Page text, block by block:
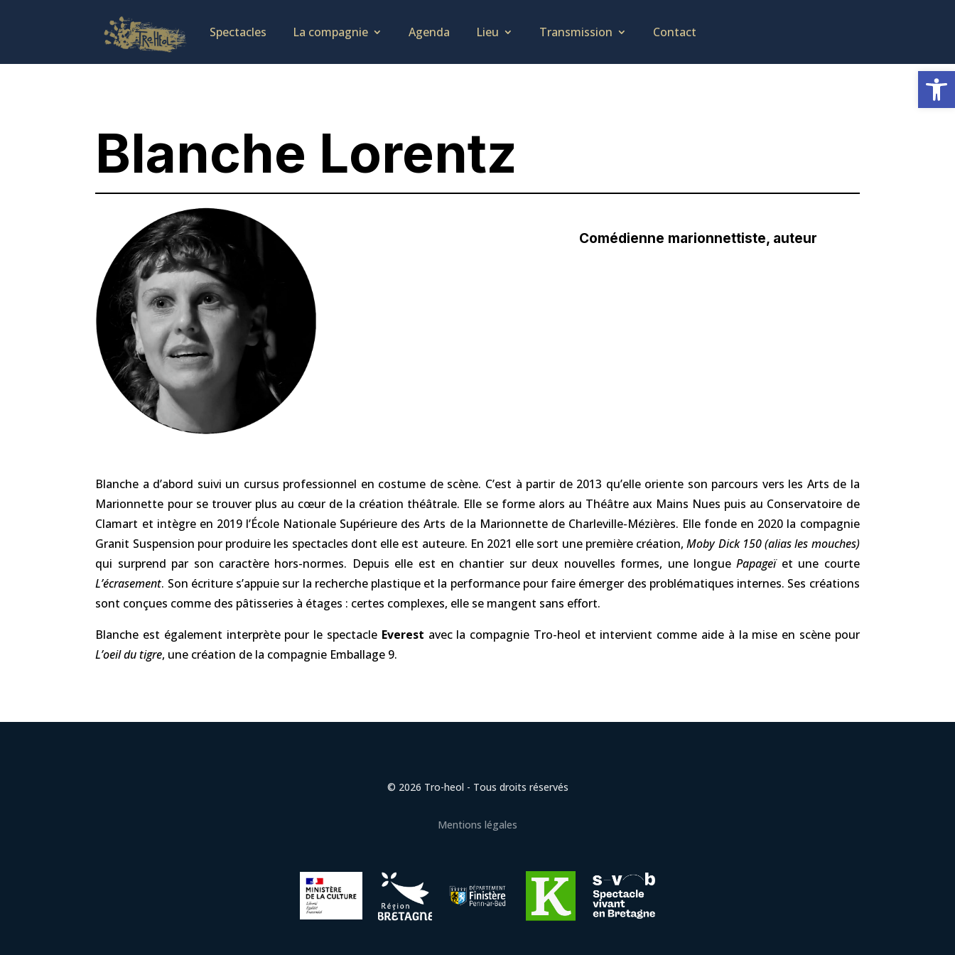
Ouvrir
Spectacles La compagnie Agenda Lieu Transmission Contact
Blanche Lorentz
Comédienne marionnettiste, auteur
Blanche a d’abord suivi un cursus professionnel en costume de scène. C’est à partir de 2013 qu’elle oriente son parcours vers les Arts de la
Marionnette pour se trouver plus au cœur de la création théâtrale. Elle se forme alors au Théâtre aux Mains Nues puis au Conservatoire de
Clamart et intègre en 2019 l’École Nationale Supérieure des Arts de la Marionnette de Charleville-Mézières. Elle fonde en 2020 la compagnie
Granit Suspension pour produire les spectacles dont elle est auteure. En 2021 elle sort une première création,Moby Dick 150 (alias les mouches)
qui surprend par son caractère hors-normes. Depuis elle est en chantier sur deux nouvelles formes, une longuePapageïet une courte
L’écrasement. Son écriture s’appuie sur la recherche plastique et la performance pour faire émerger des problématiques internes. Ses créations
sont conçues comme des pâtisseries à étages : certes complexes, elle se mangent sans effort.
Blanche est également interprète pour le spectacle Everest avec la compagnie Tro-heol et intervient comme aide à la mise en scène pour
L’oeil du tigre, une création de la compagnie Emballage 9.
© 2026 Tro-heol - Tous droits réservés
Mentions légales